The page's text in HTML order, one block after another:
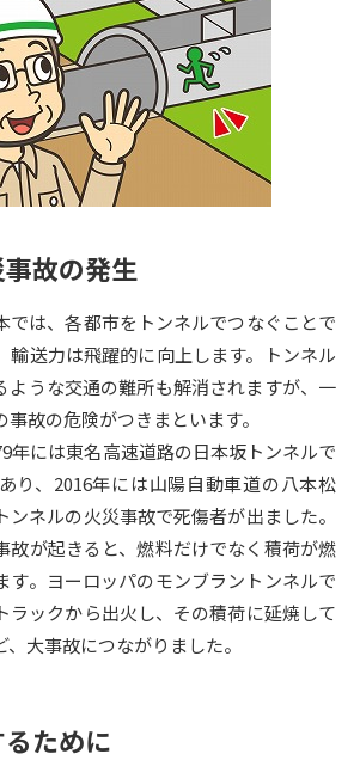
料から請求
大学院の資料請求
備校
大学入学共通テスト「受験案
内」の請求
験上の
高等学校卒業程度認定試験
小学校教員資格認定試験
格認定
学研究 大学検索
特徴を調べる
特集
国際・グローバルに強い大学特
奨学金・特待生制度特集
故の発生
では、各都市をトンネルでつなぐことで
輸送力は飛躍的に向上します。トンネル
ような交通の難所も解消されますが、一
故の危険がつきまといます。
年には東名高速道路の日本坂トンネルで
り、2016年には山陽自動車道の八本松
ンネルの火災事故で死傷者が出ました。
故が起きると、燃料だけでなく積荷が燃
す。ヨーロッパのモンブラントンネルで
ラックから出火し、その積荷に延焼して
大事故につながりました。
ために